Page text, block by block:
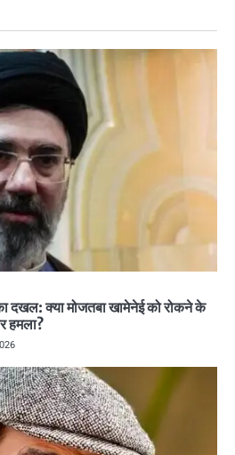
दखल: क्या मोजतबा खामेनेई को रोकने के
हमला?